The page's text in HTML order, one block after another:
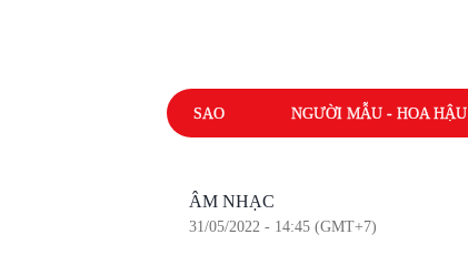
SAO NGƯỜI MẪU - HOA HẬU
ÂM NHẠC
31/05/2022 - 14:45 (GMT+7)